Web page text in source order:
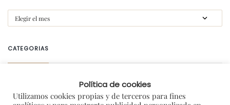
CATEGORIAS
Amigos de Protos
Política de cookies
Utilizamos cookies propias y de terceros para fines